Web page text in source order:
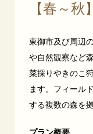
【春～
東御市及び周辺
や自然観察など
菜採りやきのこ
ます。フィール
する複数の森を